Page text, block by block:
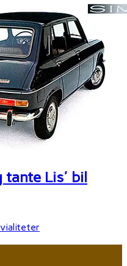
tante Lis' bil